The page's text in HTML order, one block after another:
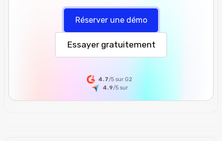
Réserver une démo
Essayer gratuitement
4.7/5 sur G2
4.9/5sur